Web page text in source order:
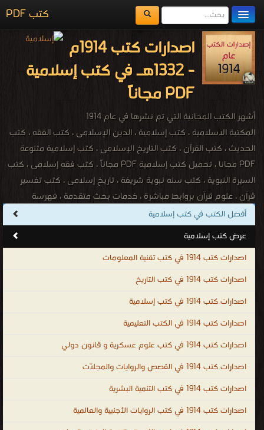
كتب PDF
مكتبة الكتب
المكتبات
يُقرأ حالياً
اضف كتاب
اصدارات كتب 1914م
- 1332هـ في كتب إسلامية
PDF مجاناً
أشهر الكتب المجانية التي تم نشرها في عام 1914
المكتبة الاسلامية ، كتب إسلامية ، الدين الإسلامى ، كتب الفقه ، كتب
الحديث ، كتب القرآن ، كتب التاريخ الإسلامى ، كتب إسلامية متنوعة
PDF مجانا ، تحميل كتب إسلامية PDF مجاناً ، كتب فقه إسلامى ، كتب
السيرة النبوية ، كتب سنه نبوية شريفة ، تاريخ إسلامى ، كتب تفسير
قرآن ، علوم قرآن بروابط مباشرة ، خدمات بحث متقدمة ، فهرسة
موضوعية لجميع الكتب ، موسوعات ومراجع إسلامية ، كتب عربية
وتاريخية ، كتب اسلامية نادرة ، كتب اسلامية للقراءة ، تحميل كتب
اسلامية مجانية للجوال ، تحميل كتب اسلامية الكترونية ، تحميل كتب
اسلامية بصيغة PDF ، كتب اسلاميه مشهوره ، كتب اسلاميه قديمه جدا
، اكبر مكتبة كتب اسلامية PDF ، قصص الأنبياء ، قصص الصحابة ، كتب
urdu ، urdu islamic books free download ، islamic books free
download ، islamic books pdf ، best islamic books ، islamic books
for children ، arabic islamic books ، Quran book ، Quran and
Sunnah in multiple languages ، Quran ، Sunnah ، Islamic Books
french Library ، Islamic Books English Library ، Audio mp3
Islamic Books English ، Audio mp3 Islamic Books Urdu ، إسلامية
أفضل الكتب في كتب إسلامية
عرض كتب إسلامية
اصدارات كتب 1914 في كتب تقنية المعلومات
اصدارات كتب 1914 في كتب التاريخ
اصدارات كتب 1914 في كتب إسلامية
اصدارات كتب 1914 في الكتب التعليمية
اصدارات كتب 1914 في كتب علوم عسكرية و قانون دولي
اصدارات كتب 1914 في القصص والروايات والمجلّات
اصدارات كتب 1914 في كتب التنمية البشرية
اصدارات كتب 1914 في كتب الروايات الأجنبية والعالمية